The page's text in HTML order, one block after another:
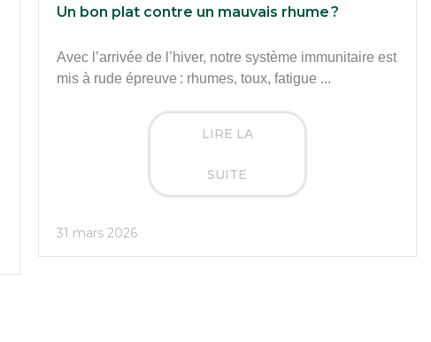
Un bon plat contre un mauvais rhume ?
Avec l’arrivée de l’hiver, notre système immunitaire est
mis à rude épreuve : rhumes, toux, fatigue ...
LIRE LA
SUITE
31 mars 2026